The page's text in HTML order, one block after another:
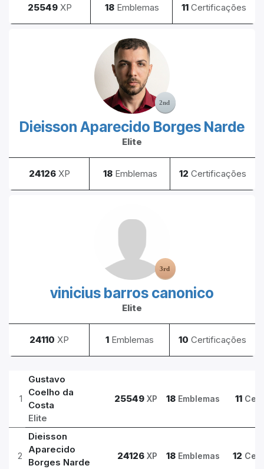
25549 XP 18 Emblemas 11 Certificações
Dieisson Aparecido Borges Narde
Elite
24126 XP 18 Emblemas 12 Certificações
vinicius barros canonico
Elite
24110 XP 1 Emblemas 10 Certificações
1
Gustavo
Coelho da
Costa
Elite
25549 XP 18 Emblemas 11
2
Dieisson
Aparecido
Borges Narde
24126 XP 18 Emblemas 12